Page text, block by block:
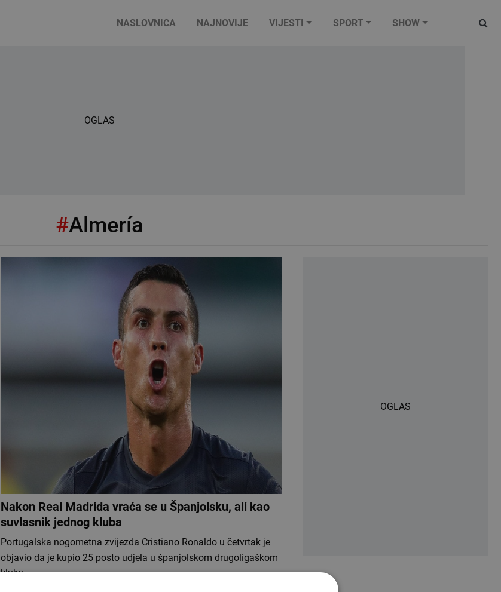
NASLOVNICA NAJNOVIJE VIJESTI SPORT SHOW
OGLAS
#Almería
Nakon Real Madrida vraća se u Španjolsku, ali kao
suvlasnik jednog kluba
Portugalska nogometna zvijezda Cristiano Ronaldo u četvrtak je
objavio da je kupio 25 posto udjela u španjolskom drugoligaškom
klubu…
OGLAS